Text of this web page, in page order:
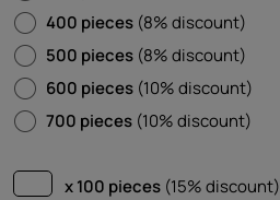
400 pieces (8% discount)
500 pieces (8% discount)
600 pieces (10% discount)
700 pieces (10% discount)
x 100 pieces (15% discount)